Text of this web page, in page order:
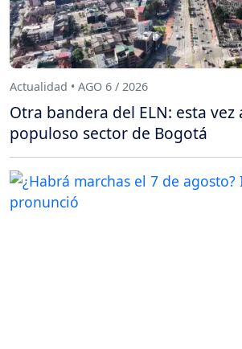
Actualidad • AGO 6 / 2026
Otra bandera del ELN: esta vez
populoso sector de Bogotá